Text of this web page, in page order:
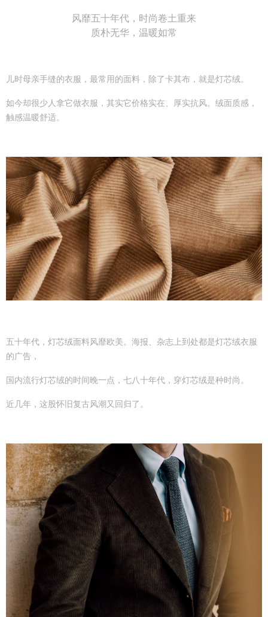
风靡五十年代，时尚卷土重来
质朴无华，温暖如常
儿时母亲手缝的衣服，最常用的面料，除了卡其布，就是灯芯绒。
如今却很少人拿它做衣服，其实它价格实在、厚实抗风。绒面质感，
触感温暖舒适。
五十年代，灯芯绒面料风靡欧美。海报、杂志上到处都是灯芯绒衣服
的广告，
国内流行灯芯绒的时间晚一点，七八十年代，穿灯芯绒是种时尚。
近几年，这股怀旧复古风潮又回归了。